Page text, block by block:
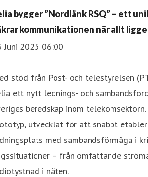
bygger ”Nordlänk RSQ” – ett
kommunikationen när allt
Juni 2025 06:00
stöd från Post- och telestyrelsen
ett nytt lednings- och
beredskap inom
utvecklat för att snabbt
med sambandsförmåga i
– från omfattande
i näten.